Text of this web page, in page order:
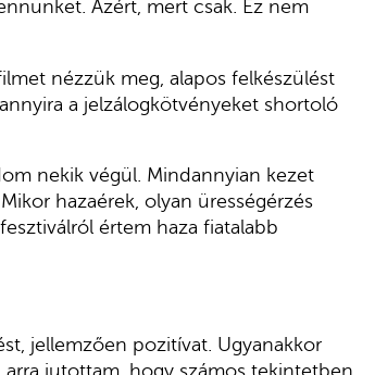
Azért, mert csak. Ez nem
nézzük meg, alapos felkészülést
a jelzálogkötvényeket shortoló
nekik végül. Mindannyian kezet
hazaérek, olyan ürességérzés
értem haza fiatalabb
jellemzően pozitívat. Ugyanakkor
jutottam, hogy számos tekintetben